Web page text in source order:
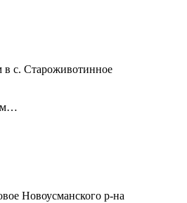
с. Староживотинное
Новоусманского р-на